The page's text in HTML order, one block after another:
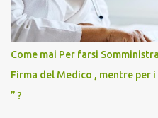
Come mai Per farsi
Firma del Medico , mentre per
” ?